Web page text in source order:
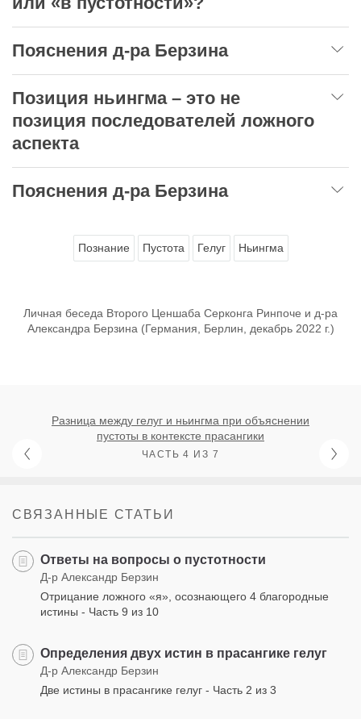
Пояснения д-ра Берзина
Позиция ньингма – это не
позиция последователей ложного
аспекта
Пояснения д-ра Берзина
Познание Пустота Гелуг Ньингма
Личная беседа Второго Ценшаба Серконга Ринпоче и д-ра
Александра Берзина (Германия, Берлин, декабрь 2022 г.)
Разница между гелуг и ньингма при объяснении
пустоты в контексте прасангики
ЧАСТЬ 4 ИЗ 7
СВЯЗАННЫЕ СТАТЬИ
Ответы на вопросы о пустотности
Д-р Александр Берзин
Отрицание ложного «я», осознающего 4 благородные
истины - Часть 9 из 10
Определения двух истин в прасангике гелуг
Д-р Александр Берзин
Две истины в прасангике гелуг - Часть 2 из 3